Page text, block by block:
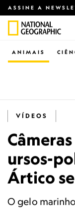
ASSINE A
ANIMAIS
VÍDEOS
ursos-
Ártico
O gelo